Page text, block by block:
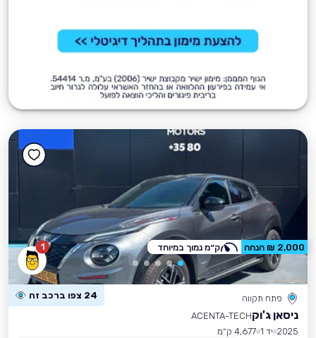
1
פתח תקווה 24 צפו ברכב זה
ניסאן ג'וקACENTA-TECH
2025 יד 1
4,677 ק״מ
2,000 ₪ הנחה ק״מ נמוך במיוחד